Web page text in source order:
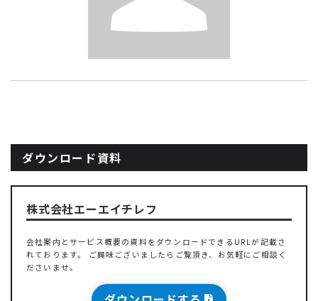
ダウンロード資料
株式会社エーエイチレフ
会社案内とサービス概要の資料をダウンロードできるURLが記載さ
れております。 ご興味ございましたらご覧頂き、お気軽にご相談く
ださいませ。